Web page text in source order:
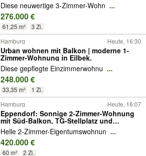
Diese neuwertige 3-Zimmer-Wohn ...
276.000 €
61,25 m² 3 Zi.
Hamburg Heute, 16:30
Urban wohnen mit Balkon | moderne 1-
Zimmer-Wohnung in Eilbek.
Diese gepflegte Einzimmerwohnu ...
248.000 €
33,35 m² 1 Zi.
Hamburg Heute, 16:07
Eppendorf: Sonnige 2-Zimmer-Wohnung
mit Süd-Balkon, TG-Stellplatz und
Gartennutzung
Helle 2-Zimmer-Eigentumswohnun ...
420.000 €
60 m² 2 Zi.